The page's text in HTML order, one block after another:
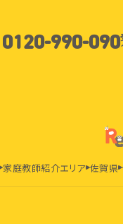
0120-990-090
家庭教師紹介エリア 佐賀県